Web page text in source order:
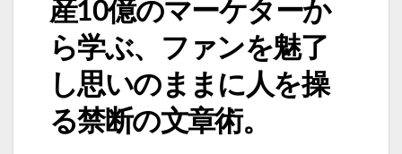
産10億のマーケターか
ら学ぶ、ファンを魅了
し思いのままに人を操
る禁断の文章術。